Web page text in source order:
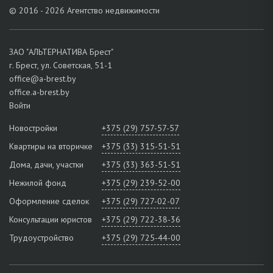
© 2016 - 2026 Агентство недвижимости
ЗАО "АЛЬТЕРНАТИВА Брест"
г. Брест, ул. Советская, 51-1
office@a-brest.by
office.a-brest.by
Войти
Новостройки
+375 (29) 757-57-57
Квартиры на вторичке
+375 (33) 315-51-51
Дома, дачи, участки
+375 (33) 363-51-51
Нежилой фонд
+375 (29) 239-52-00
Оформление сделок
+375 (29) 727-02-07
Консультации юристов
+375 (29) 722-38-36
Трудоустройство
+375 (29) 725-44-00